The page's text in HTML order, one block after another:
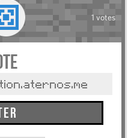
1 votes